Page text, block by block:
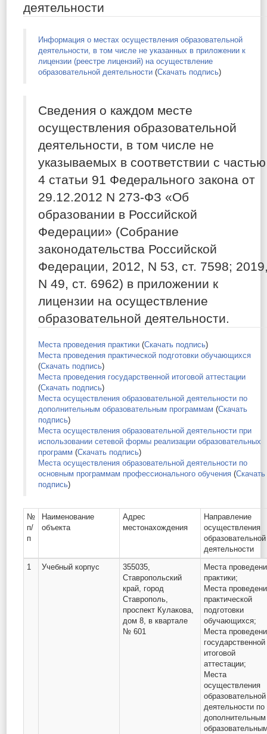
деятельности
Информация о местах осуществления образовательной
деятельности, в том числе не указанных в приложении к
лицензии (реестре лицензий) на осуществление
образовательной деятельности (Скачать подпись)
Сведения о каждом месте
осуществления образовательной
деятельности, в том числе не
указываемых в соответствии с частью
4 статьи 91 Федерального закона от
29.12.2012 N 273-ФЗ «Об
образовании в Российской
Федерации» (Собрание
законодательства Российской
Федерации, 2012, N 53, ст. 7598;
N 49, ст. 6962) в приложении к
лицензии на осуществление
образовательной деятельности.
Места проведения практики (Скачать подпись)
Места проведения практической подготовки обучающихся
(Скачать подпись)
Места проведения государственной итоговой аттестации
(Скачать подпись)
Места осуществления образовательной деятельности по
дополнительным образовательным программам (Скачать
подпись)
Места осуществления образовательной деятельности при
использовании сетевой формы реализации образовательных
программ (Скачать подпись)
Места осуществления образовательной деятельности по
основным программам профессионального обучения (Скачать
подпись)
№
п/
п
Наименование
объекта
Адрес
местонахождения
Направление
осуществления
образовательной
деятельности
1
Учебный корпус
355035,
Ставропольский
край, город
Ставрополь,
проспект Кулакова,
дом 8, в квартале
№ 601
Места
практики;
Места
практической
подготовки
обучающихся;
Места
государственной
итоговой
аттестации;
Места
осуществления
образовательной
деятельности по
дополнительным